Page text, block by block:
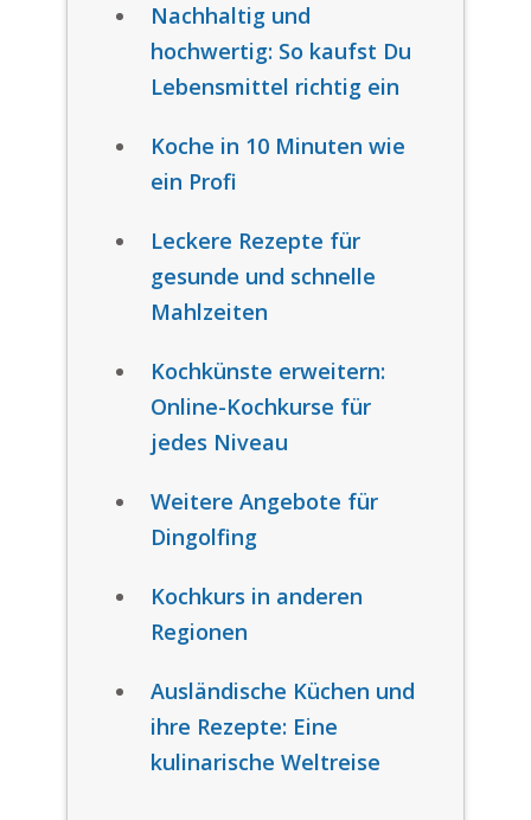
Nachhaltig und
hochwertig: So kaufst Du
Lebensmittel richtig ein
Koche in 10 Minuten wie
ein Profi
Leckere Rezepte für
gesunde und schnelle
Mahlzeiten
Kochkünste erweitern:
Online-Kochkurse für
jedes Niveau
Weitere Angebote für
Dingolfing
Kochkurs in anderen
Regionen
Ausländische Küchen und
ihre Rezepte: Eine
kulinarische Weltreise